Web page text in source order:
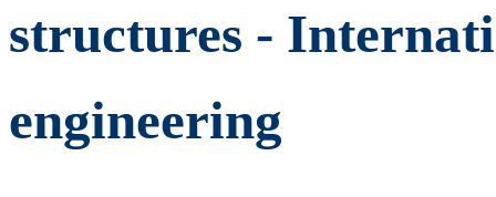
structures -
engineering